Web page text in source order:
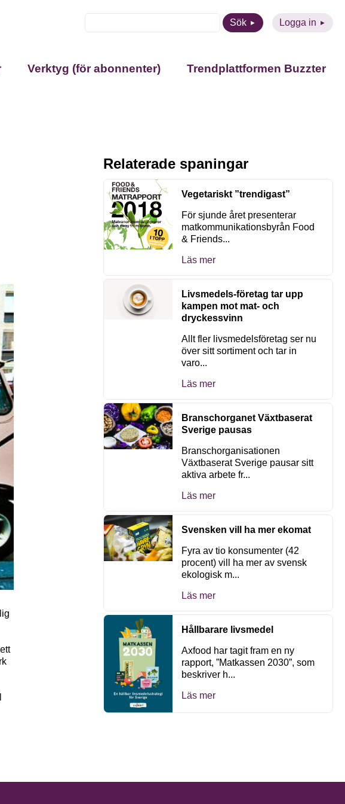
Sök Logga in
Verktyg (för abonnenter) Trendplattformen Buzzter
Relaterade spaningar
Vegetariskt ”trendigast”
För sjunde året presenterar
matkommunikationsbyrån Food
& Friends...
Läs mer
Livsmedels-företag tar upp
kampen mot mat- och
dryckessvinn
Allt fler livsmedelsföretag ser nu
över sitt sortiment och tar in
varo...
Läs mer
Branschorganet Växtbaserat
Sverige pausas
Branschorganisationen
Växtbaserat Sverige pausar sitt
aktiva arbete fr...
Läs mer
Svensken vill ha mer ekomat
Fyra av tio konsumenter (42
procent) vill ha mer av svensk
ekologisk m...
Läs mer
Hållbarare livsmedel
Axfood har tagit fram en ny
rapport, ”Matkassen 2030”, som
beskriver h...
Läs mer